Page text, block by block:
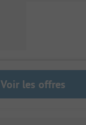
Voir les offres